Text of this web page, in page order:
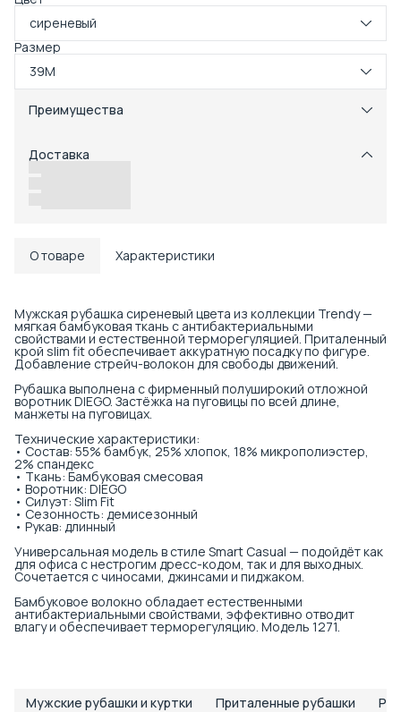
сиреневый
Размер
39M
Преимущества
Примерка при получении в пункте выдачи
Возможность отказаться от части товаров
Доставка
О товаре Характеристики
Мужская рубашка сиреневый цвета из коллекции Trendy —
мягкая бамбуковая ткань с антибактериальными
свойствами и естественной терморегуляцией. Приталенный
крой slim fit обеспечивает аккуратную посадку по фигуре.
Добавление стрейч-волокон для свободы движений.
Рубашка выполнена с фирменный полуширокий отложной
воротник DIEGO. Застёжка на пуговицы по всей длине,
манжеты на пуговицах.
Технические характеристики:
• Состав: 55% бамбук, 25% хлопок, 18% микрополиэстер,
2% спандекс
• Ткань: Бамбуковая смесовая
• Воротник: DIEGO
• Силуэт: Slim Fit
• Сезонность: демисезонный
• Рукав: длинный
Универсальная модель в стиле Smart Casual — подойдёт как
для офиса с нестрогим дресс-кодом, так и для выходных.
Сочетается с чиносами, джинсами и пиджаком.
Бамбуковое волокно обладает естественными
антибактериальными свойствами, эффективно отводит
влагу и обеспечивает терморегуляцию. Модель 1271.
Мужские рубашки и куртки Приталенные рубашки